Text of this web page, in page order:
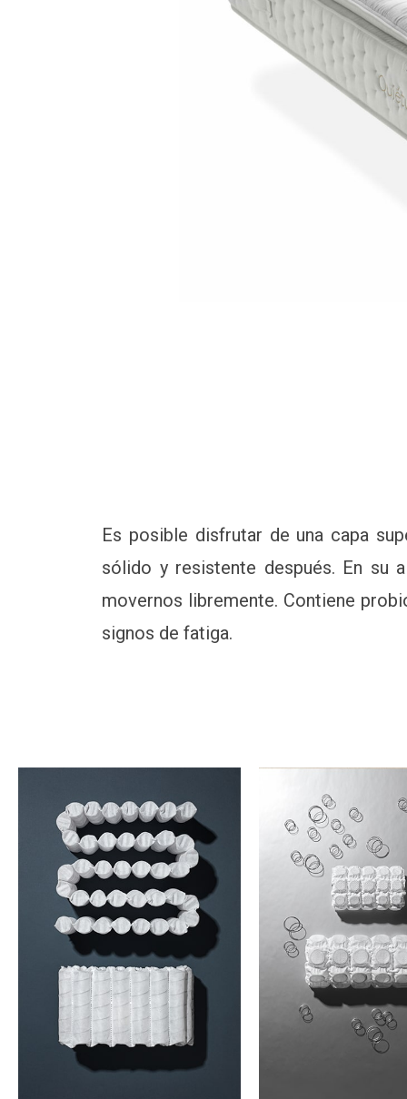
Es posible disfrutar de una capa
sólido y resistente después. En su
movernos libremente. Contiene
signos de fatiga.